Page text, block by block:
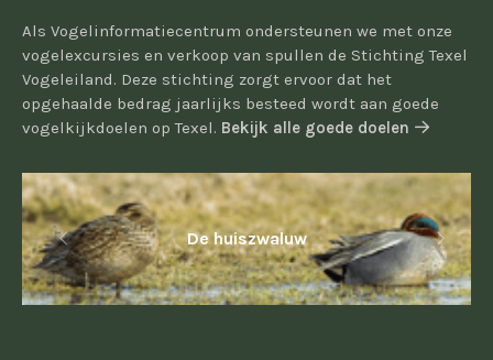
Als Vogelinformatiecentrum ondersteunen we met onze
vogelexcursies en verkoop van spullen de Stichting Texel
Vogeleiland. Deze stichting zorgt ervoor dat het
opgehaalde bedrag jaarlijks besteed wordt aan goede
vogelkijkdoelen op Texel. Bekijk alle goede doelen
De huiszwaluw